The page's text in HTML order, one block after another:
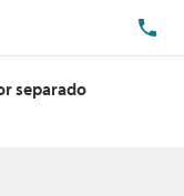
separado